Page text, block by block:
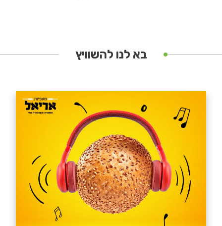
בא לנו להשוויץ